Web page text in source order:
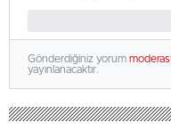
Gönderdiğiniz yorum
yayınlanacaktır.